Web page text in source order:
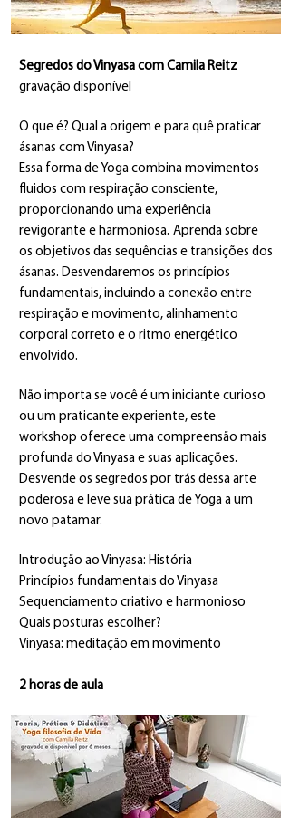
Segredos do Vinyasa com Camila Reitz
gravação disponível
O que é? Qual a origem e para quê praticar
ásanas com Vinyasa?
Essa forma de Yoga combina movimentos
fluidos com respiração consciente,
proporcionando uma experiência
revigorante e harmoniosa. Aprenda sobre
os objetivos das sequências e transições dos
ásanas. Desvendaremos os princípios
fundamentais, incluindo a conexão entre
respiração e movimento, alinhamento
corporal correto e o ritmo energético
envolvido.
Não importa se você é um iniciante curioso
ou um praticante experiente, este
workshop oferece uma compreensão mais
profunda do Vinyasa e suas aplicações.
Desvende os segredos por trás dessa arte
poderosa e leve sua prática de Yoga a um
novo patamar.
Introdução ao Vinyasa: História
Princípios fundamentais do Vinyasa
Sequenciamento criativo e harmonioso
Quais posturas escolher?
Vinyasa: meditação em movimento
2 horas de aula